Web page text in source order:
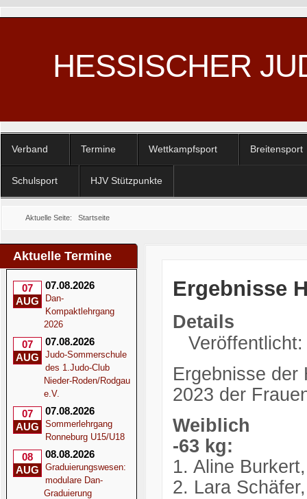
HESSISCHER
Verband Termine Wettkampfsport Breitensport
Schulsport HJV Stützpunkte
Aktuelle Seite: Startseite
Aktuelle Termine
07
AUG
07.08.2026
Dan-
Kompaktlehrgang
2026
07
AUG
07.08.2026
Judo-Sommerschule
des 1.Judo-Club
Nieder-Roden/Rodgau
e.V.
07
AUG
07.08.2026
Sommerlehrgang
Ronneburg U15/U18
08
AUG
08.08.2026
Graduierungswesen:
modulare Dan-
Graduierung
Ergebnisse
Details
Ergebnisse der
2023 der
Weiblich
-63 kg:
1. Aline
2. Lara